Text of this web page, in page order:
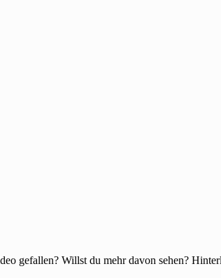
gefallen? Willst du mehr davon sehen?